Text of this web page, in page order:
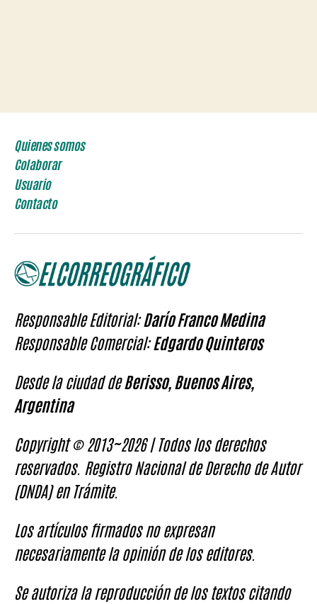
Quienes somos
Colaborar
Usuario
Contacto
Responsable Editorial:Darío Franco Medina
Responsable Comercial:Edgardo Quinteros
Desde la ciudad deBerisso, Buenos Aires,
Argentina
Copyright © 2013~2026 | Todos los derechos
reservados. Registro Nacional de Derecho de Autor
(DNDA) en Trámite.
Los artículos firmados no expresan
necesariamente la opinión de los editores.
Se autoriza la reproducción de los textos citando